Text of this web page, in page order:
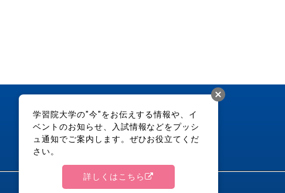
学習院大学の"今"をお伝えする情報や、イ
ベントのお知らせ、入試情報などをプッシ
ュ通知でご案内します。ぜひお役立てくだ
さい。
詳しくはこちら